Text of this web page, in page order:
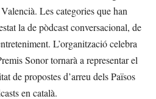
Les categories que han
la de pòdcast conversacional, de
L’organització celebra
Sonor tornarà a representar el
de propostes d’arreu dels Països
en català.